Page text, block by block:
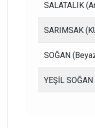
SALATALIK
SARIMSAK
SOĞAN
YEŞİL SOĞAN